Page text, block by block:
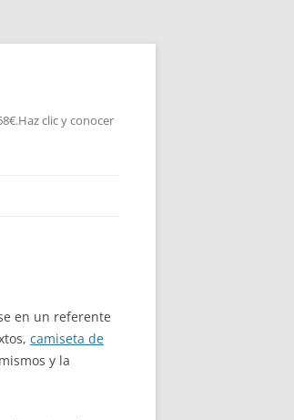
clic y conocer
en un referente
camiseta de
y la